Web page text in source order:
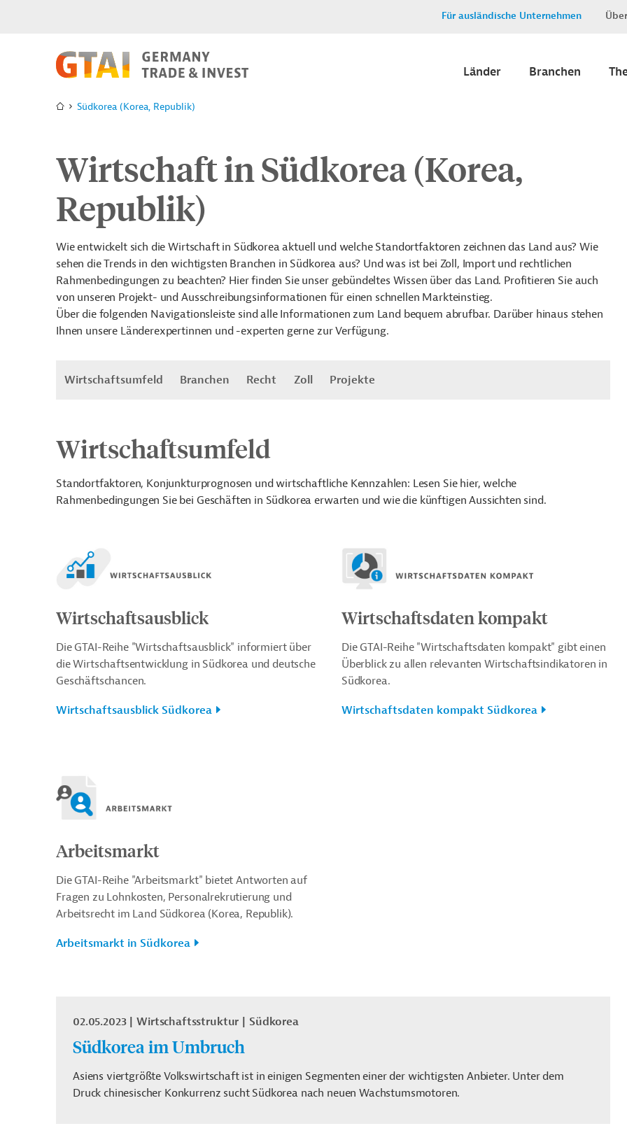
Für ausländische Unternehmen
Länder Branchen
Südkorea (Korea, Republik)
Wirtschaft in Südkorea (Korea,
Republik)
Wie entwickelt sich die Wirtschaft in Südkorea aktuell und welche Standortfaktoren zeichnen das Land aus? Wie
sehen die Trends in den wichtigsten Branchen in Südkorea aus? Und was ist bei Zoll, Import und rechtlichen
Rahmenbedingungen zu beachten? Hier finden Sie unser gebündeltes Wissen über das Land. Profitieren Sie auch
von unseren Projekt- und Ausschreibungsinformationen für einen schnellen Markteinstieg.
Über die folgenden Navigationsleiste sind alle Informationen zum Land bequem abrufbar. Darüber hinaus stehen
Ihnen unsere Länderexpertinnen und -experten gerne zur Verfügung.
Wirtschaftsumfeld Branchen Recht Zoll Projekte
Wirtschaftsumfeld
Standortfaktoren, Konjunkturprognosen und wirtschaftliche Kennzahlen: Lesen Sie hier, welche
Rahmenbedingungen Sie bei Geschäften in Südkorea erwarten und wie die künftigen Aussichten sind.
Wirtschaftsausblick
Die GTAI-Reihe "Wirtschaftsausblick" informiert über
die Wirtschaftsentwicklung in Südkorea und deutsche
Geschäftschancen.
Wirtschaftsausblick Südkorea
Wirtschaftsdaten kompakt
Die GTAI-Reihe "Wirtschaftsdaten kompakt" gibt einen
Überblick zu allen relevanten Wirtschaftsindikatoren in
Südkorea.
Wirtschaftsdaten kompakt Südkorea
Arbeitsmarkt
Die GTAI-Reihe "Arbeitsmarkt" bietet Antworten auf
Fragen zu Lohnkosten, Personalrekrutierung und
Arbeitsrecht im Land Südkorea (Korea, Republik).
Arbeitsmarkt in Südkorea
02.05.2023 Wirtschaftsstruktur Südkorea
Südkorea im Umbruch
Asiens viertgrößte Volkswirtschaft ist in einigen Segmenten einer der wichtigsten Anbieter. Unter dem
Druck chinesischer Konkurrenz sucht Südkorea nach neuen Wachstumsmotoren.